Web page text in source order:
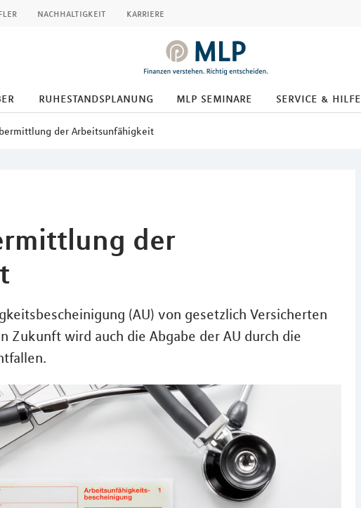
nachhaltigkeit karriere
ruhestandsplanung mlp seminare service & hilfe
der Arbeitsunfähigkeit
der
(AU) von gesetzlich Versicherten
Zukunft wird auch die Abgabe der AU durch die